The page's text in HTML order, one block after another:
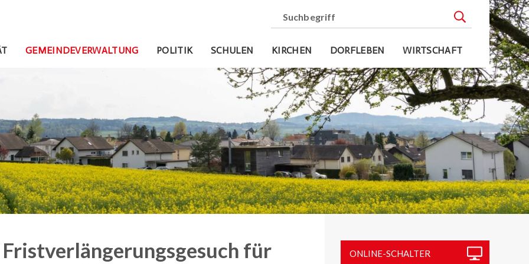
Suchbegriff
Suche starten
GEMEINDEVERWALTUNG POLITIK SCHULEN KIRCHEN DORFLEBEN WIRTSCHAFT
Fristverlängerungsgesuch für
Sidebar
ONLINE-SCHALTER